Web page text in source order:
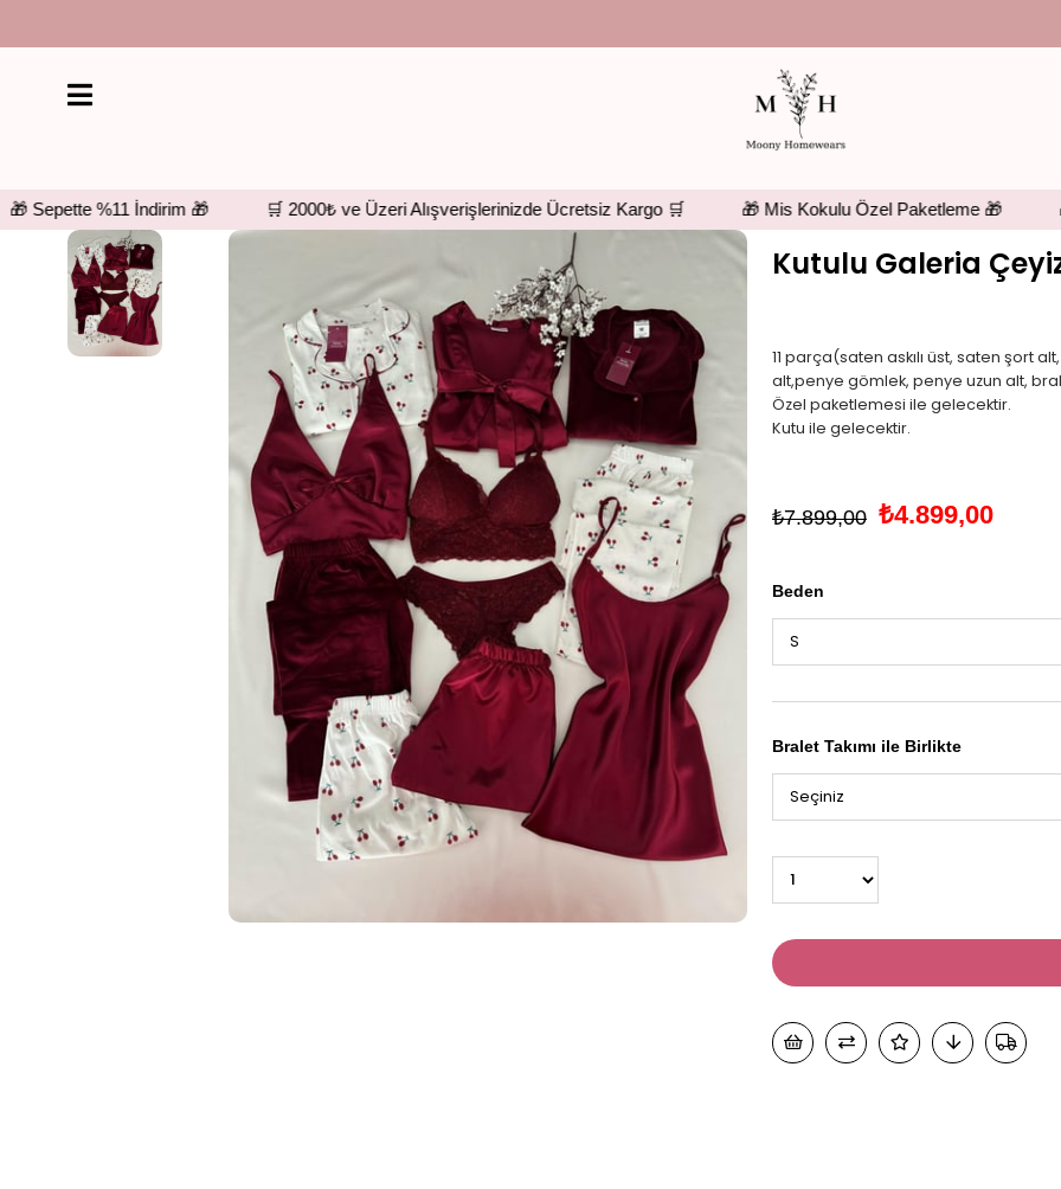
%11 İndirim 🎁 🛒 2000₺ ve Üzeri Alışverişlerinizde Ücretsiz Kargo 🛒 🎁 Mis Kokulu Özel Paketleme 🎁 🎁
Kutulu Galeria
11 parça(saten askılı üst, saten şort
alt,penye gömlek, penye uzun alt,
Özel paketlemesi ile gelecektir.
Kutu ile gelecektir.
₺7.899,00 ₺4.899,00
Beden
Bralet Takımı ile Birlikte